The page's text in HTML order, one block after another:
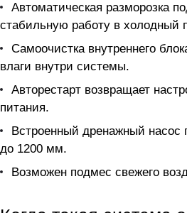
Автоматическая разморозка
стабильную работу в холодный
Самоочистка внутреннего
влаги внутри системы.
Авторестарт возвращает
питания.
Встроенный дренажный насос
до 1200 мм.
Возможен подмес свежего